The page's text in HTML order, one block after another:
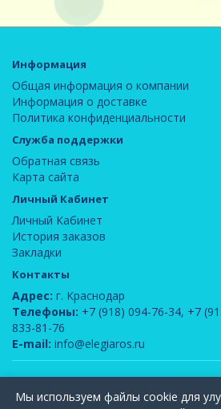
Информация
Общая информация о компании
Информация о доставке
Политика конфиденциальности
Служба поддержки
Обратная связь
Карта сайта
Личный Кабинет
Личный Кабинет
История заказов
Закладки
Контакты
Адрес: г. Краснодар
Телефоны: +7 (918) 094-76-34, +7
833-81-76
E-mail: info@elegiaros.ru
Вся информация, содержащаяся на данном сайте,
Мы используем файлы cookie для